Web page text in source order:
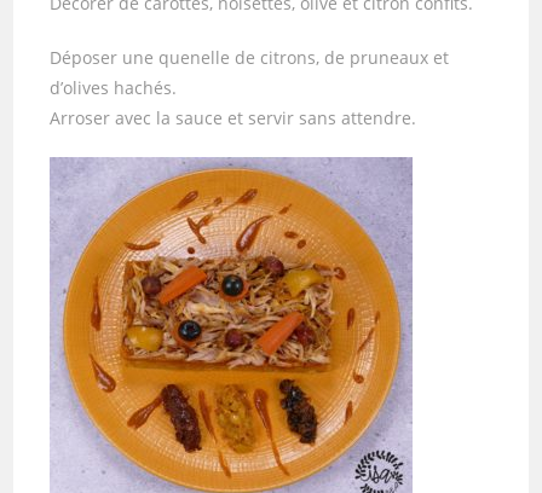
Déposer une quenelle de citrons, de pruneaux et
d’olives hachés.
Arroser avec la sauce et servir sans attendre.